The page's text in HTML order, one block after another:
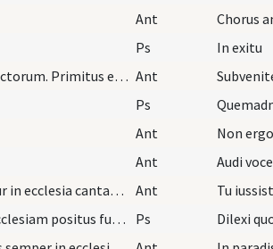
Ant Chorus
Ps In exitu
Incipit ordo defunctorum. Primitus enim ut anima… Ant
Ps
Ant Non
Ant Audi
Et postea portatur in ecclesia cantantibus Ant Tu
Et postquam in ecclesiam positus fuerit oratur pr… Ps Dilexi